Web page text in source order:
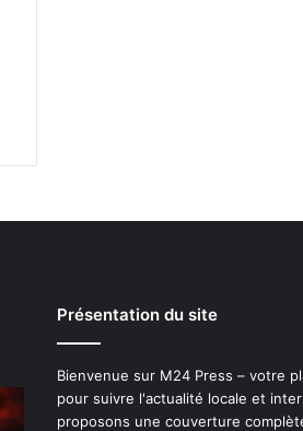
Présentation du site
Bienvenue sur M24 Press – votre
pour suivre l'actualité locale et
proposons une couverture